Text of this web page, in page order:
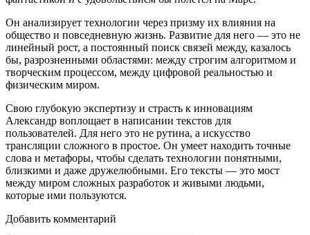
Он анализирует технологии через призму их влияния на
общество и повседневную жизнь. Развитие для него — это не
линейный рост, а постоянный поиск связей между, казалось
бы, разрозненными областями: между строгим алгоритмом и
творческим процессом, между цифровой реальностью и
физическим миром.
Свою глубокую экспертизу и страсть к инновациям
Александр воплощает в написании текстов для
пользователей. Для него это не рутина, а искусство
трансляции сложного в простое. Он умеет находить точные
слова и метафоры, чтобы сделать технологии понятными,
близкими и даже дружелюбными. Его тексты — это мост
между миром сложных разработок и живыми людьми,
которые ими пользуются.
Добавить комментарий